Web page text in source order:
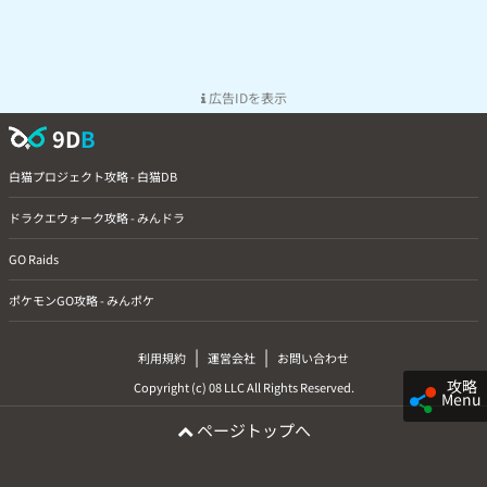
攻略
Menu
広告IDを表示
9DB
白猫プロジェクト攻略 - 白猫DB
ドラクエウォーク攻略 - みんドラ
GO Raids
ポケモンGO攻略 - みんポケ
利用規約 | 運営会社 |
お問い合わせ
Copyright (c) 08 LLC All Rights Reserved.
ページトップへ